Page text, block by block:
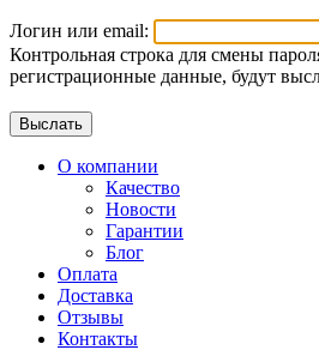
Логин или email:
Контрольная строка для смены
регистрационные данные, будут
О компании
Качество
Новости
Гарантии
Блог
Оплата
Доставка
Отзывы
Контакты